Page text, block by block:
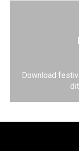
Download